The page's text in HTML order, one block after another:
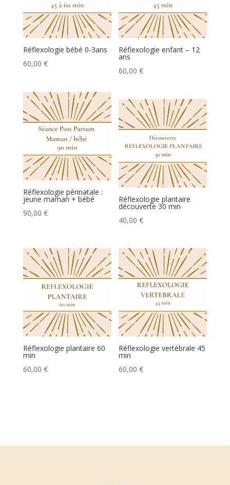
Réflexologie bébé 0-3ans
60,00 €
Réflexologie enfant – 12
ans
60,00€
Réflexologie périnatale :
jeune maman + bébé
90,00 €
Réflexologie plantaire
découverte 30 min
40,00€
Réflexologie plantaire 60
min
60,00 €
Réflexologie vertébrale 45
min
60,00€